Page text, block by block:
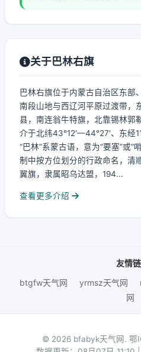
关于巴林右旗
巴林右旗位于内蒙古自治区东部
南段山地与西辽河平原过渡带，
县，南连翁牛特旗，北靠锡林郭
介于北纬43°12′—44°27′、东经
“巴林”系蒙古语，意为“要塞”或“
制中按方位划分的行政命名，清
翼旗，隶属昭乌达盟，194...
查看更多介绍
友情
btgfw天气网
yrmsz天气网
网
© 2026 bfabyk天气网. 鄂